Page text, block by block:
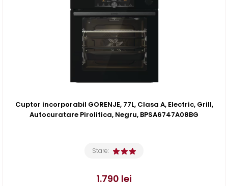
Cuptor incorporabil GORENJE, 77L, Clasa A, Electric, Grill,
Autocuratare Pirolitica, Negru, BPSA6747A08BG
Stare:
1.790 lei